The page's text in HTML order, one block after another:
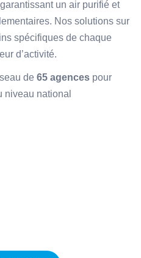
un air purifié et
Nos solutions sur
spécifiques de chaque
d’activité.
de 65 agences pour
niveau national